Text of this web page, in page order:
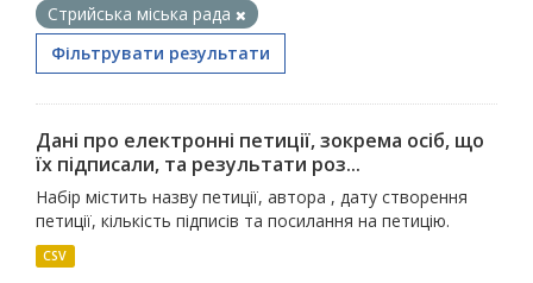
Стрийська міська рада
Фільтрувати результати
Дані про електронні петиції, зокрема осіб, що
їх підписали, та результати роз...
Набір містить назву петиції, автора , дату створення
петиції, кількість підписів та посилання на петицію.
CSV